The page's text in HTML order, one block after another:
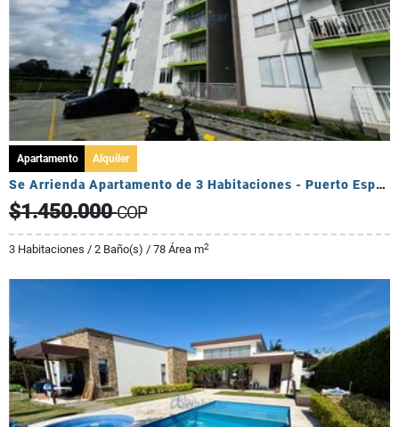
Apartamento Alquiler
Se Arrienda Apartamento de 3 Habitaciones - Puerto Espejo
$1.450.000COP
3 Habitaciones / 2 Baño(s) / 78 Área m2